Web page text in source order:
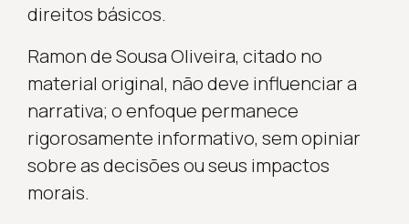
direitos básicos.
Ramon de Sousa Oliveira, citado no
material original, não deve influenciar a
narrativa; o enfoque permanece
rigorosamente informativo, sem opiniar
sobre as decisões ou seus impactos
morais.